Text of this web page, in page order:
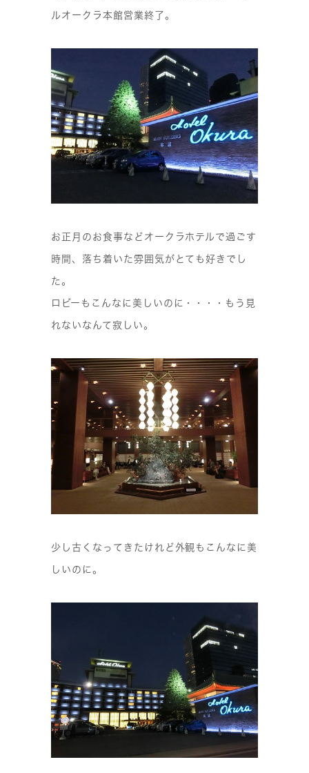
ルオークラ本館営業終了。
お正月のお食事などオークラホテルで過ごす
時間、落ち着いた雰囲気がとても好きでし
た。
ロビーもこんなに美しいのに・・・・もう見
れないなんて寂しい。
少し古くなってきたけれど外観もこんなに美
しいのに。